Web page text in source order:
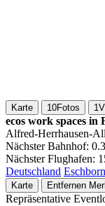
Karte 10Fotos 1
ecos work spaces
Alfred-Herrhausen-
Nächster Bahnhof:
Nächster Flughafen:
Deutschland Eschborn
Karte Entfernen
Repräsentative